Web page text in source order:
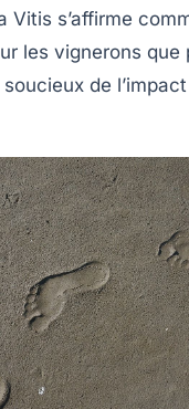
Vitis s’affirme
les vignerons que
de